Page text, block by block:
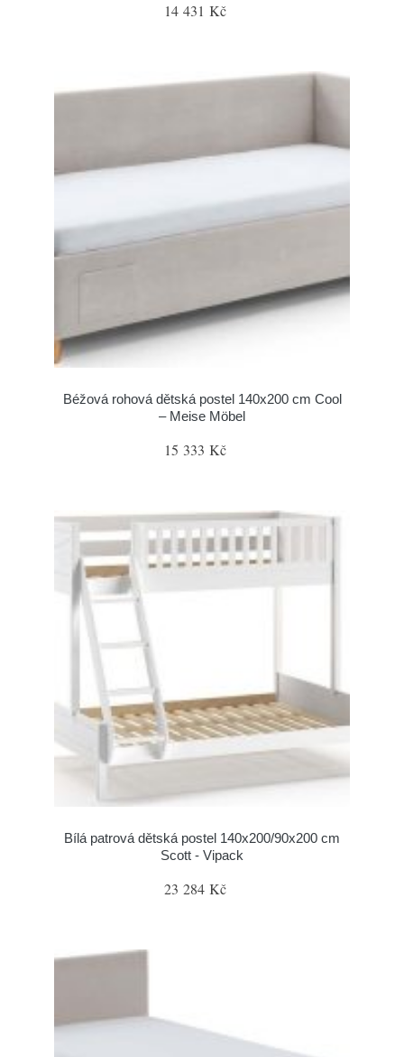
14 431 Kč
Béžová rohová dětská postel 140x200 cm Cool
– Meise Möbel
15 333 Kč
Bílá patrová dětská postel 140x200/90x200 cm
Scott - Vipack
23 284 Kč